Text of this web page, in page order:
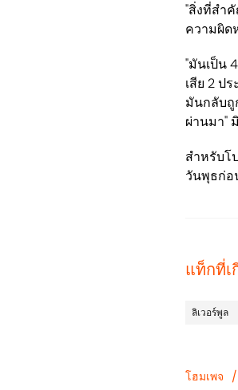
"สิ่งที่สำ
ความผิด
"มันเป็น
เสีย 2 ป
มันกลับถู
ผ่านมา"
สำหรับโ
วันพุธก่อ
แท็กที่เ
ลิเวอร์พูล
โฮมเพจ /